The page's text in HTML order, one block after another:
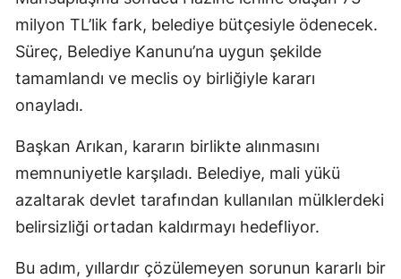
milyon TL’lik fark, belediye bütçesiyle ödenecek.
Süreç, Belediye Kanunu’na uygun şekilde
tamamlandı ve meclis oy birliğiyle kararı
onayladı.
Başkan Arıkan, kararın birlikte alınmasını
memnuniyetle karşıladı. Belediye, mali yükü
azaltarak devlet tarafından kullanılan mülklerdeki
belirsizliği ortadan kaldırmayı hedefliyor.
Bu adım, yıllardır çözülemeyen sorunun kararlı bir